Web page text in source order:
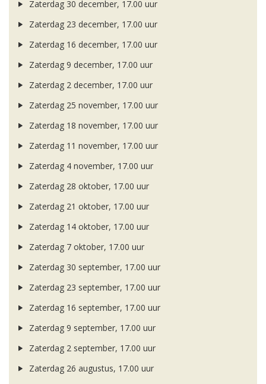
Zaterdag 30 december, 17.00 uur
Zaterdag 23 december, 17.00 uur
Zaterdag 16 december, 17.00 uur
Zaterdag 9 december, 17.00 uur
Zaterdag 2 december, 17.00 uur
Zaterdag 25 november, 17.00 uur
Zaterdag 18 november, 17.00 uur
Zaterdag 11 november, 17.00 uur
Zaterdag 4 november, 17.00 uur
Zaterdag 28 oktober, 17.00 uur
Zaterdag 21 oktober, 17.00 uur
Zaterdag 14 oktober, 17.00 uur
Zaterdag 7 oktober, 17.00 uur
Zaterdag 30 september, 17.00 uur
Zaterdag 23 september, 17.00 uur
Zaterdag 16 september, 17.00 uur
Zaterdag 9 september, 17.00 uur
Zaterdag 2 september, 17.00 uur
Zaterdag 26 augustus, 17.00 uur